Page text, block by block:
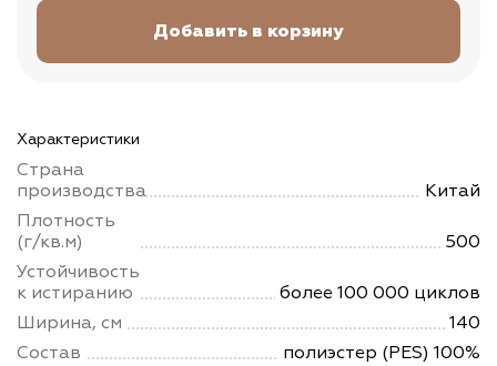
Характеристики
Страна
производства
Китай
Плотность
(г/кв.м)
500
Устойчивость
к истиранию
более 100 000 циклов
Ширина, см
140
Состав
полиэстер (PES) 100%